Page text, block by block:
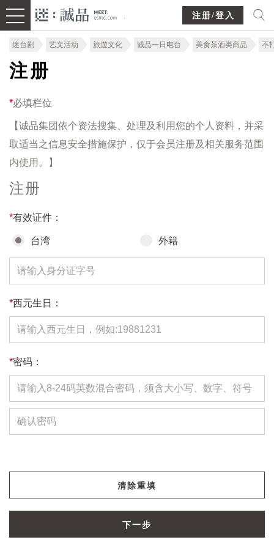
注册/登入
迷台剧 艺文活动 旅遊文化 诚品一日电台 美食茶酒类商品 不
注册
*必填栏位
【诚品集团依个资法搜集、处理及利用您的个人资料，并采
取适当之信息安全措施保护，仅于会员注册及相关服务范围
内使用。】
注册
*有效证件：
台湾 外籍
*西元生日：
*密码：